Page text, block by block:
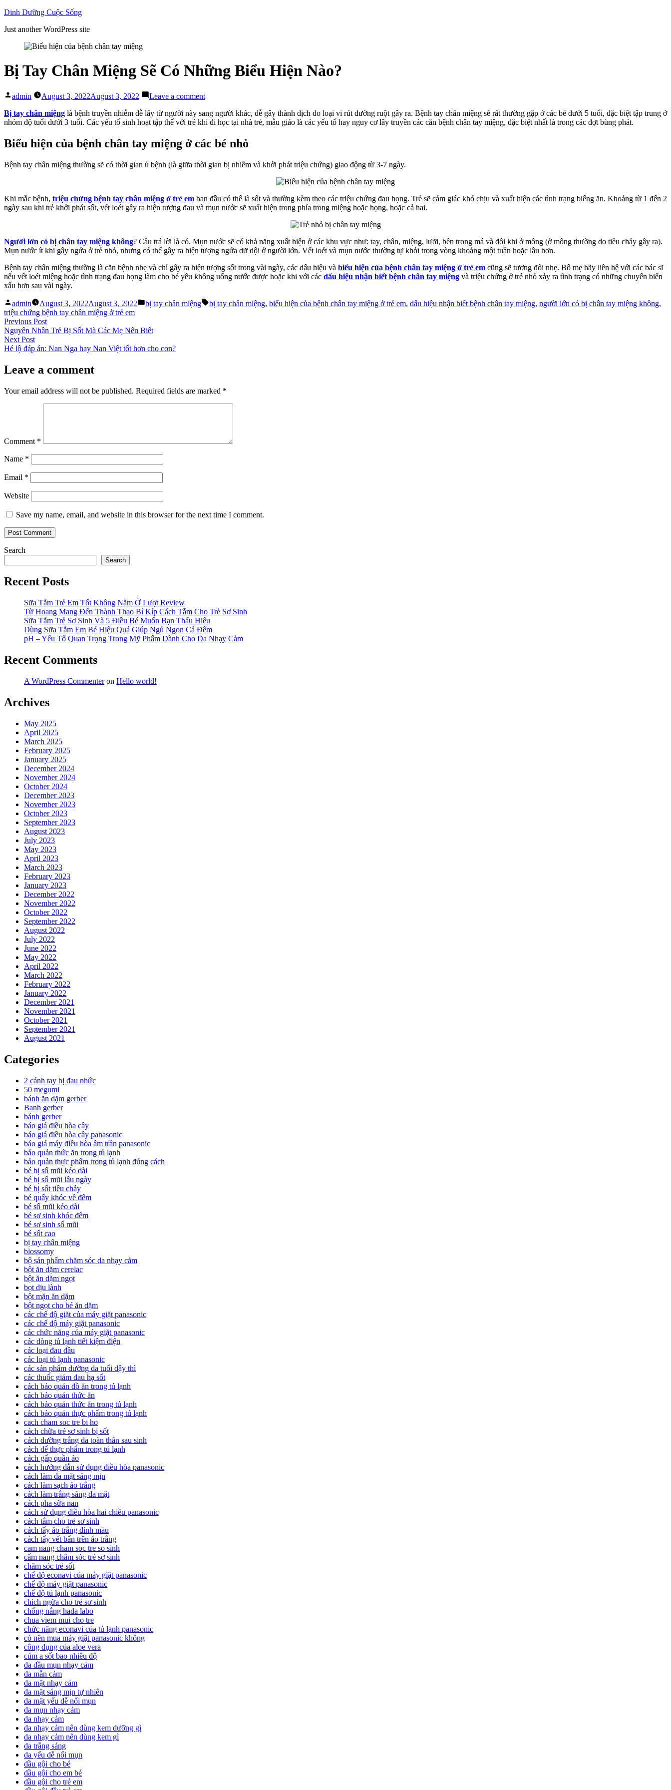
Skip
content
Dinh Dưỡng Cuộc Sống
Just another WordPress site
Bị Tay Chân Miệng Sẽ Có Những Biểu Hiện Nào?
Posted
admin August 3, 2022August 3, 2022 Leave a commenton
Tay
Chân
Sẽ
Có
Biểu
Bị tay chân miệng là bệnh truyền nhiễm dễ lây từ người này sang người khác, dễ gây thành dịch do loại vi rút đường ruột gây ra. Bệnh tay chân miệng sẽ rất thường gặp ở các bé dưới 5 tuổi, đặc biệt tập trung ở
nhóm độ tuổi dưới 3 tuổi. Các yếu tố sinh hoạt tập thể với trẻ khi đi học tại nhà trẻ, mẫu giáo là các yếu tố hay nguy cơ lây truyền các căn bệnh chân tay miệng, đặc biệt nhất là trong các đợt bùng phát.
Biểu hiện của bệnh chân tay miệng ở các bé nhỏ
Bệnh tay chân miệng thường sẽ có thời gian ủ bệnh (là giữa thời gian bị nhiễm và khởi phát triệu chứng) giao động từ 3-7 ngày.
Khi mắc bệnh, triệu chứng bệnh tay chân miệng ở trẻ em ban đầu có thể là sốt và thường kèm theo các triệu chứng đau họng. Trẻ sẽ cảm giác khó chịu và xuất hiện các tình trạng biếng ăn. Khoảng từ 1 đến 2
ngày sau khi trẻ khởi phát sốt, vết loét gây ra hiện tượng đau và mụn nước sẽ xuất hiện trong phía trong miệng hoặc họng, hoặc cả hai.
Người lớn có bị chân tay miệng không? Câu trả lời là có. Mụn nước sẽ có khả năng xuất hiện ở các khu vực như: tay, chân, miệng, lưỡi, bên trong má và đôi khi ở mông (ở mông thường do tiêu chảy gây ra).
Mụn nước ít khi gây ngứa ở trẻ nhỏ, nhưng có thể gây ra hiện tượng ngứa dữ dội ở người lớn. Vết loét và mụn nước thường tự khỏi trong vòng khoảng một tuần hoặc lâu hơn.
Bệnh tay chân miệng thường là căn bệnh nhẹ và chỉ gây ra hiện tượng sốt trong vài ngày, các dấu hiệu và biểu hiện của bệnh chân tay miệng ở trẻ em cũng sẽ tương đối nhẹ. Bố mẹ hãy liên hệ với các bác sĩ
nếu vết loét miệng hoặc tình trạng đau họng làm cho bé yêu không uống nước được hoặc khi với các dấu hiệu nhận biết bệnh chân tay miệng và triệu chứng ở trẻ nhỏ xảy ra tình trạng có những chuyển biến
xấu hơn sau vài ngày.
Posted
by
admin August 3, 2022August 3, 2022
Posted
bị tay chân miệng Tags:
bị tay chân miệng, biểu hiện của bệnh chân tay miệng ở trẻ em, dấu hiệu nhận biết bệnh chân tay miệng, người lớn có bị chân tay miệng không,
triệu chứng bệnh tay chân miệng ở trẻ em
Post
navigation
Previous PostPrevious
post:
Nguyên Nhân Trẻ Bị Sốt Mà Các Mẹ Nên Biết
Next PostNext
post:
Hé lộ đáp án: Nan Nga hay Nan Việt tốt hơn cho con?
Leave a comment
Your email address will not be published. Required fields are marked *
Comment *
Name *
Email *
Website
Save my name, email, and website in this browser for the next time I comment.
Search
Search
Recent Posts
Sữa Tắm Trẻ Em Tốt Không Nằm Ở Lượt Review
Từ Hoang Mang Đến Thành Thạo Bí Kíp Cách Tắm Cho Trẻ Sơ Sinh
Sữa Tắm Trẻ Sơ Sinh Và 5 Điều Bé Muốn Bạn Thấu Hiểu
Dùng Sữa Tắm Em Bé Hiệu Quả Giúp Ngủ Ngon Cả Đêm
pH – Yếu Tố Quan Trọng Trong Mỹ Phẩm Dành Cho Da Nhạy Cảm
Recent Comments
A WordPress Commenteron Hello world!
Archives
May 2025
April 2025
March 2025
February 2025
January 2025
December 2024
November 2024
October 2024
December 2023
November 2023
October 2023
September 2023
August 2023
July 2023
May 2023
April 2023
March 2023
February 2023
January 2023
December 2022
November 2022
October 2022
September 2022
August 2022
July 2022
June 2022
May 2022
April 2022
March 2022
February 2022
January 2022
December 2021
November 2021
October 2021
September 2021
August 2021
Categories
2 cánh tay bị đau nhức
50 megumi
bánh ăn dặm gerber
Banh gerber
bánh gerber
báo giá điều hòa cây
báo giá điều hòa cây panasonic
báo giá máy điều hòa âm trần panasonic
bảo quản thức ăn trong tủ lạnh
bảo quản thực phẩm trong tủ lạnh đúng cách
bé bị sổ mũi kéo dài
bé bị sổ mũi lâu ngày
bé bị sốt tiêu chảy
bé quấy khóc về đêm
bé sổ mũi kéo dài
bé sơ sinh khóc đêm
bé sơ sinh sổ mũi
bé sốt cao
bị tay chân miệng
blossomy
bộ sản phẩm chăm sóc da nhạy cảm
bột ăn dặm cerelac
bột ăn dặm ngọt
bọt dịu lành
bột mặn ăn dặm
bột ngọt cho bé ăn dặm
các chế độ giặt của máy giặt panasonic
các chế độ máy giặt panasonic
các chức năng của máy giặt panasonic
các dòng tủ lạnh tiết kiệm điện
các loại đau đầu
các loại tủ lạnh panasonic
các sản phẩm dưỡng da tuổi dậy thì
các thuốc giảm đau hạ sốt
cách bảo quản đồ ăn trong tủ lạnh
cách bảo quản thức ăn
cách bảo quản thức ăn trong tủ lạnh
cách bảo quản thực phẩm trong tủ lạnh
cach cham soc tre bi ho
cách chữa trẻ sơ sinh bị sốt
cách dưỡng trắng da toàn thân sau sinh
cách để thực phẩm trong tủ lạnh
cách gấp quần áo
cách hướng dẫn sử dụng điều hòa panasonic
cách làm da mặt sáng mịn
cách làm sạch áo trắng
cách làm trắng sáng da mặt
cách pha sữa nan
cách sử dụng điều hòa hai chiều panasonic
cách tắm cho trẻ sơ sinh
cách tẩy áo trắng dính màu
cách tẩy vết bẩn trên áo trắng
cam nang cham soc tre so sinh
cẩm nang chăm sóc trẻ sơ sinh
chăm sóc trẻ sốt
chế độ econavi của máy giặt panasonic
chế độ máy giặt panasonic
chế độ tủ lạnh panasonic
chích ngừa cho trẻ sơ sinh
chống nắng hada labo
chua viem mui cho tre
chức năng econavi của tủ lạnh panasonic
có nên mua máy giặt panasonic không
công dụng của aloe vera
cúm a sốt bao nhiêu độ
da dầu mụn nhạy cảm
da mẫn cảm
da mặt nhạy cảm
da mặt sáng mịn tự nhiên
da mặt yếu dễ nổi mụn
da mụn nhạy cảm
da nhạy cảm
da nhạy cảm nên dùng kem dưỡng gì
da nhạy cảm nên dùng kem gì
da trắng sáng
da yếu dễ nổi mụn
dầu gội cho bé
dầu gội cho em bé
dầu gội cho trẻ em